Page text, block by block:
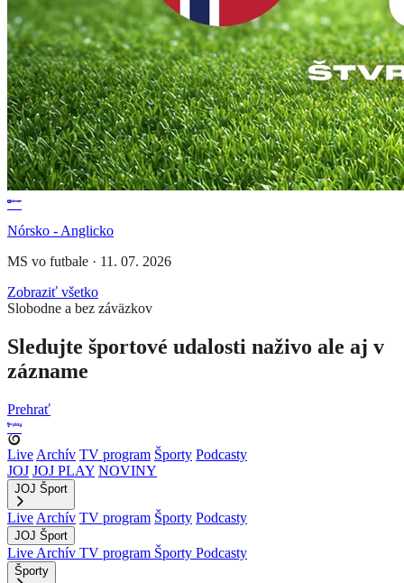
Nórsko - Anglicko
MS vo futbale · 11. 07. 2026
Zobraziť všetko
Slobodne a bez záväzkov
Sledujte športové udalosti naživo ale aj v
zázname
Prehrať
Live Archív TV program Športy Podcasty
JOJ JOJ PLAY NOVINY
JOJ Šport
Live Archív TV program Športy Podcasty
JOJ Šport
Live Archív TV program Športy Podcasty
Športy